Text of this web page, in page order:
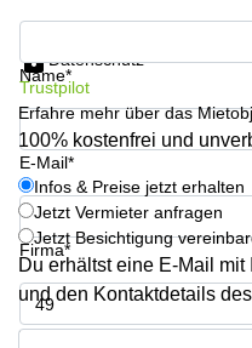
Mitte
Büro
mieten
Dortmund
Tagungsraum
München
Büro
Mannheim
mieten
Büro
mieten
726 Köln
Hohenstaufenring
62 Köln
Erna-
Scheffler-
Str. 1A
Köln
Hohenzollernring
57 Koln
Name*
E-Mail*
Firma*
Telefon*
Datenschutz
Trustpilot
Erfahre mehr über das
100% kostenfrei und
Infos & Preise jetzt erhalten
Jetzt Vermieter anfragen
Jetzt Besichtigung
Du erhältst eine E-Mail
und den Kontaktdetails